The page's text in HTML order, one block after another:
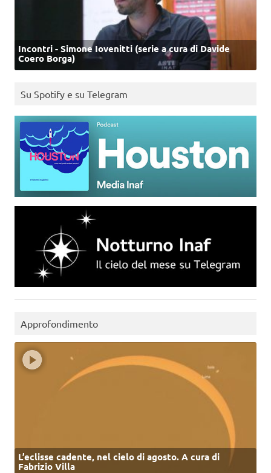
Incontri - Simone Iovenitti (serie a cura di Davide
Coero Borga)
Su Spotify e su Telegram
Approfondimento
L’eclisse cadente, nel cielo di agosto. A cura di
Fabrizio Villa